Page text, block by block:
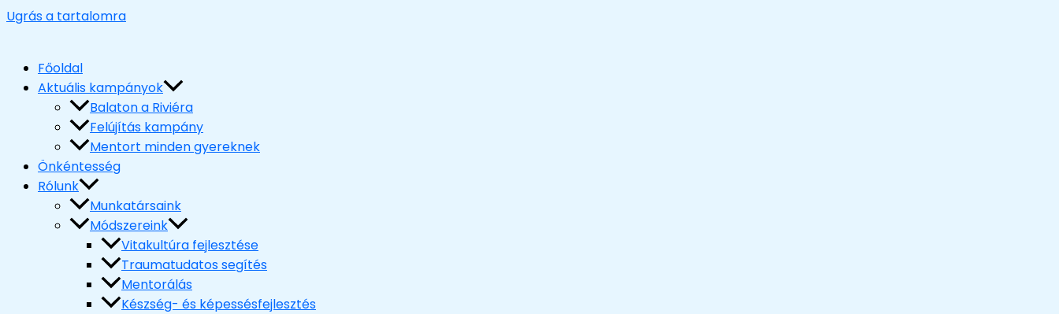
Ugrás a tartalomra
Főoldal
Aktuális kampányok
Balaton a Riviéra
Felújítás kampány
Mentort minden gyereknek
Önkéntesség
Rólunk
Munkatársaink
Módszereink
Vitakultúra fejlesztése
Traumatudatos segítés
Mentorálás
Készség- és képessésfejlesztés